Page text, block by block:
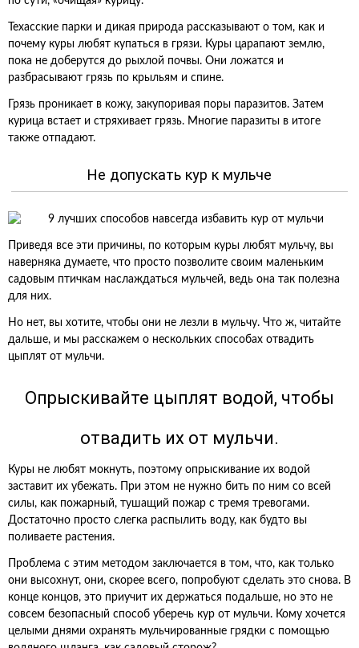
Техасские парки и дикая природа рассказывают о том, как и
почему куры любят купаться в грязи. Куры царапают землю,
пока не доберутся до рыхлой почвы. Они ложатся и
разбрасывают грязь по крыльям и спине.
Грязь проникает в кожу, закупоривая поры паразитов. Затем
курица встает и стряхивает грязь. Многие паразиты в итоге
также отпадают.
Не допускать кур к мульче
Приведя все эти причины, по которым куры любят мульчу, вы
наверняка думаете, что просто позволите своим маленьким
садовым птичкам наслаждаться мульчей, ведь она так полезна
для них.
Но нет, вы хотите, чтобы они не лезли в мульчу. Что ж, читайте
дальше, и мы расскажем о нескольких способах отвадить
цыплят от мульчи.
Опрыскивайте цыплят водой, чтобы
отвадить их от мульчи.
Куры не любят мокнуть, поэтому опрыскивание их водой
заставит их убежать. При этом не нужно бить по ним со всей
силы, как пожарный, тушащий пожар с тремя тревогами.
Достаточно просто слегка распылить воду, как будто вы
поливаете растения.
Проблема с этим методом заключается в том, что, как только
они высохнут, они, скорее всего, попробуют сделать это снова. В
конце концов, это приучит их держаться подальше, но это не
совсем безопасный способ уберечь кур от мульчи. Кому хочется
целыми днями охранять мульчированные грядки с помощью